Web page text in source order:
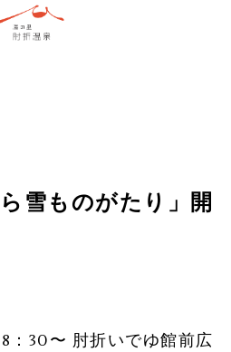
雪ものがたり」開
：30〜 肘折いでゆ館前広